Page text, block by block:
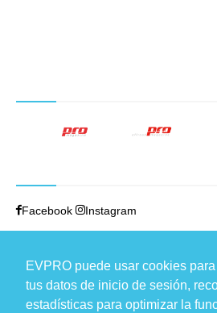
EVPRO puede usar cookies
tus datos de inicio de sesión,
estadísticas para optimizar la
Facebook Instagram
TRABAJAMOS EN
Carretera de Fuencarral, 44
Edificio 9, loft 1 – 28108